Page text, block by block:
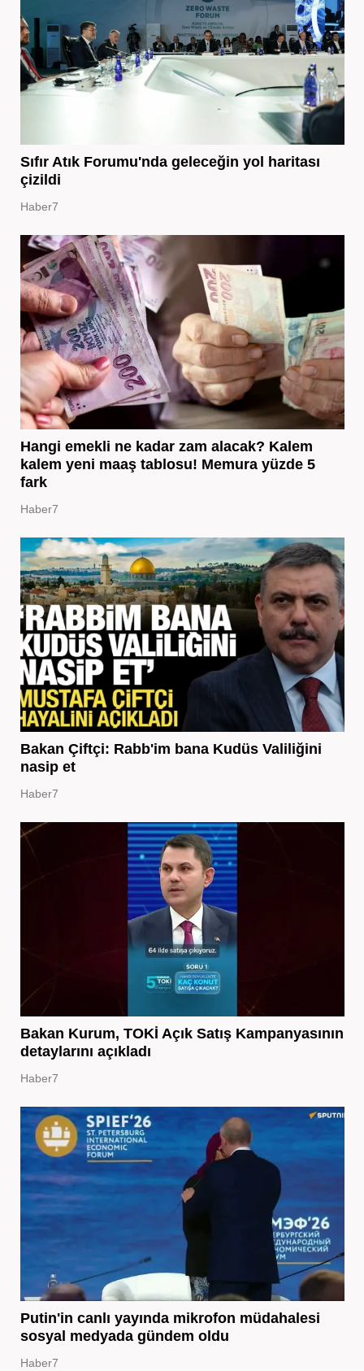
Sıfır Atık Forumu'nda geleceğin yol haritası
çizildi
Haber7
Hangi emekli ne kadar zam alacak? Kalem
kalem yeni maaş tablosu! Memura yüzde 5
fark
Haber7
Bakan Çiftçi: Rabb'im bana Kudüs Valiliğini
nasip et
Haber7
Bakan Kurum, TOKİ Açık Satış Kampanyasının
detaylarını açıkladı
Haber7
Putin'in canlı yayında mikrofon müdahalesi
sosyal medyada gündem oldu
Haber7